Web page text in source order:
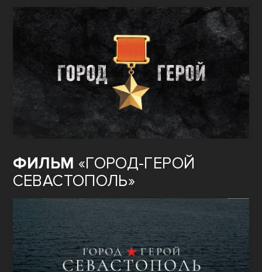
ФИЛЬМ «ГОРОД-ГЕРОЙ
СЕВАСТОПОЛЬ»